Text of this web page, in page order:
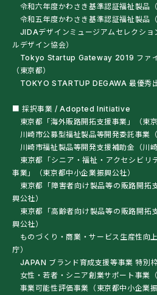
令和六年度かわさき基準認証福祉製品（
令和五年度かわさき基準認証福祉製品（
JIDAデザインミュージアムセレクシ
ルデザイン協会）
Tokyo Startup Gateway 2019 ファイ
（東京都）
TOKYO STARTUP DEGAWA 最優秀出
■ 採択事業 / Adopted Initiative
東京都「海外販路開拓支援事業」（東京
川崎市公募型福祉製品等開発委託事業（
川崎市福祉製品等開発支援補助金（川崎
東京都「シニア・福祉・アクセシビリ
事業」（東京都中小企業振興公社）
東京都「障害者向け製品等の販路開拓
興公社）
東京都「高齢者向け製品等の販路開拓
興公社）
ものづくり・商業・サービス生産性向
庁）
JAPAN ブランド育成支援等事業 特別枠
女性・若者・シニア創業サポート事業（
事業可能性評価事業（東京都中小企業振